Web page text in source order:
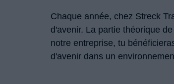
Chaque année, chez Streck
d'avenir. La partie théorique
notre entreprise, tu
d'avenir dans un